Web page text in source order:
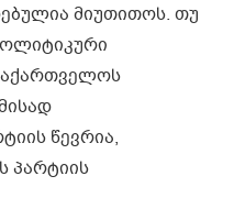
მიუთითოს. თუ
წევრია,
პარტიის